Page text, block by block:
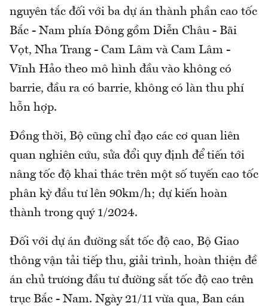
nguyên tắc đối với ba dự án thành phần cao tốc
Bắc - Nam phía Đông gồm Diễn Châu - Bãi
Vọt, Nha Trang - Cam Lâm và Cam Lâm -
Vĩnh Hảo theo mô hình đầu vào không có
barrie, đầu ra có barrie, không có làn thu phí
hỗn hợp.
Đồng thời, Bộ cũng chỉ đạo các cơ quan liên
quan nghiên cứu, sửa đổi quy định để tiến tới
nâng tốc độ khai thác trên một số tuyến cao tốc
phân kỳ đầu tư lên 90km/h; dự kiến hoàn
thành trong quý 1/2024.
Đối với dự án đường sắt tốc độ cao, Bộ Giao
thông vận tải tiếp thu, giải trình, hoàn thiện đề
án chủ trương đầu tư đường sắt tốc độ cao trên
trục Bắc - Nam. Ngày 21/11 vừa qua, Ban cán